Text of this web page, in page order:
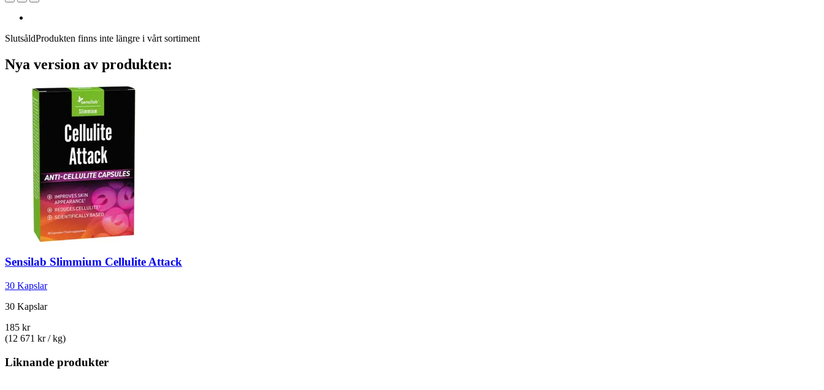
SlutsåldProdukten finns inte längre i vårt sortiment
Nya version av produkten:
Sensilab Slimmium Cellulite Attack
30 Kapslar
30 Kapslar
185 kr
(12 671 kr / kg)
Liknande produkter